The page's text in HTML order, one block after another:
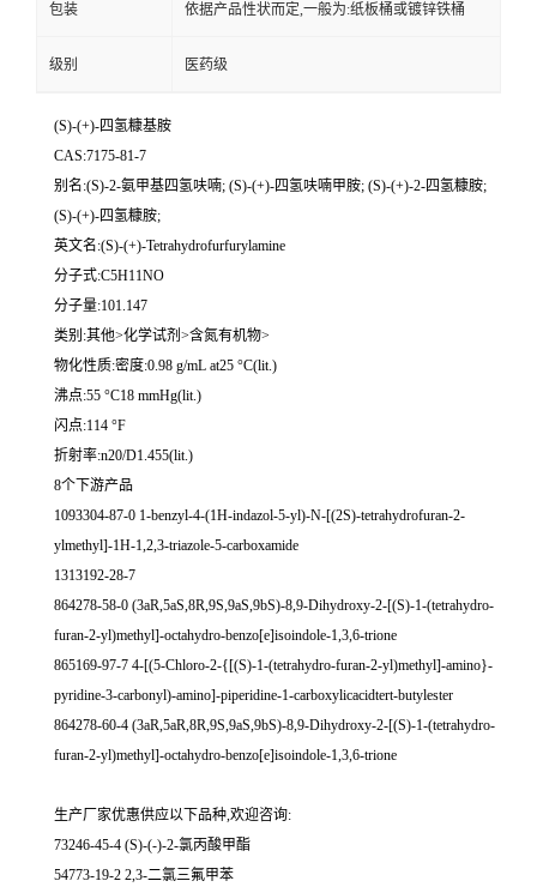
包装 依据产品性状而定,一般为:纸板桶或镀锌铁桶
级别 医药级
(S)-(+)-四氢糠基胺
CAS:7175-81-7
别名:(S)-2-氨甲基四氢呋喃; (S)-(+)-四氢呋喃甲胺; (S)-(+)-2-四氢糠胺;
(S)-(+)-四氢糠胺;
英文名:(S)-(+)-Tetrahydrofurfurylamine
分子式:C5H11NO
分子量:101.147
类别:其他>化学试剂>含氮有机物>
物化性质:密度:0.98 g/mL at25 °C(lit.)
沸点:55 °C18 mmHg(lit.)
闪点:114 °F
折射率:n20/D1.455(lit.)
8个下游产品
1093304-87-0 1-benzyl-4-(1H-indazol-5-yl)-N-[(2S)-tetrahydrofuran-2-
ylmethyl]-1H-1,2,3-triazole-5-carboxamide
1313192-28-7
864278-58-0 (3aR,5aS,8R,9S,9aS,9bS)-8,9-Dihydroxy-2-[(S)-1-(tetrahydro-
furan-2-yl)methyl]-octahydro-benzo[e]isoindole-1,3,6-trione
865169-97-7 4-[(5-Chloro-2-{[(S)-1-(tetrahydro-furan-2-yl)methyl]-amino}-
pyridine-3-carbonyl)-amino]-piperidine-1-carboxylicacidtert-butylester
864278-60-4 (3aR,5aR,8R,9S,9aS,9bS)-8,9-Dihydroxy-2-[(S)-1-(tetrahydro-
furan-2-yl)methyl]-octahydro-benzo[e]isoindole-1,3,6-trione
生产厂家优惠供应以下品种,欢迎咨询:
73246-45-4 (S)-(-)-2-氯丙酸甲酯
54773-19-2 2,3-二氯三氟甲苯